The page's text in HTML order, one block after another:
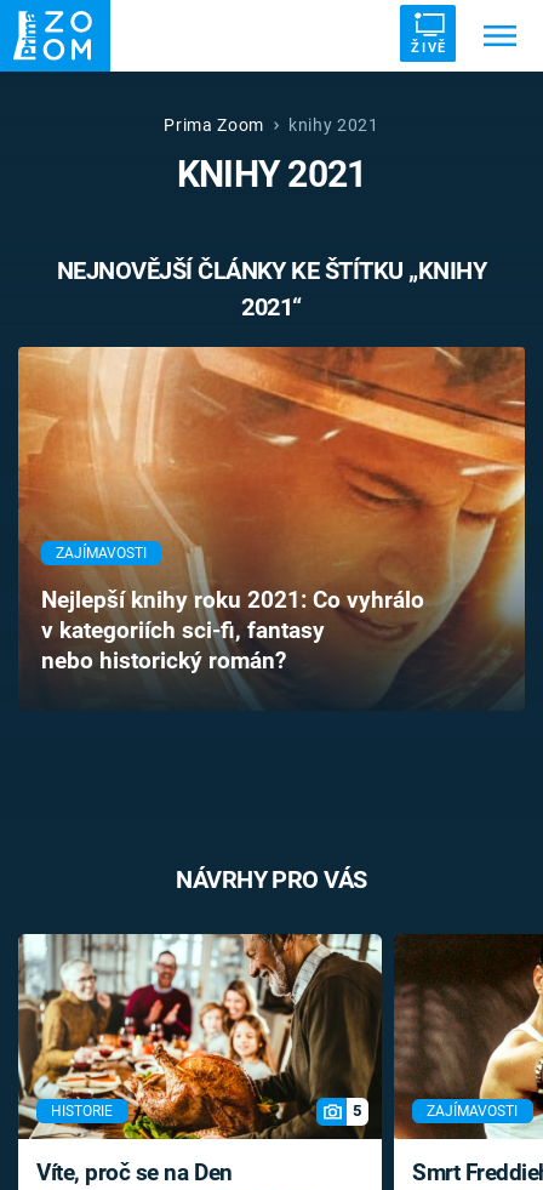
ŽIVĚ
UFO DRUHÁ SVĚTOVÁ VÁLKA
VETŘELCI DÁVNOVĚKU
Témata
Pořady
TV Program
Časopis
Sledujte prima+
Prima Zoom knihy 2021
KNIHY 2021
NEJNOVĚJŠÍ ČLÁNKY KE ŠTÍTKU „KNIHY
2021“
ZAJÍMAVOSTI
Nejlepší knihy roku 2021: Co vyhrálo
v kategoriích sci-fi, fantasy
nebo historický román?
NÁVRHY PRO VÁS
HISTORIE 5
Víte, proč se na Den
ZAJÍMAVOSTI
Smrt